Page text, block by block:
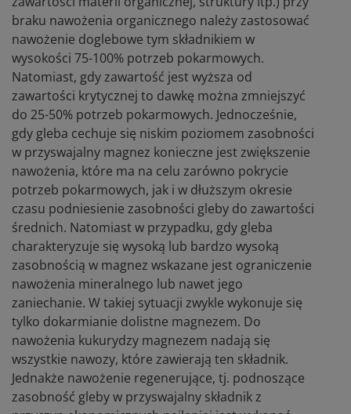
braku nawożenia organicznego należy zastosować
nawożenie doglebowe tym składnikiem w
wysokości 75-100% potrzeb pokarmowych.
Natomiast, gdy zawartość jest wyższa od
zawartości krytycznej to dawkę można zmniejszyć
do 25-50% potrzeb pokarmowych. Jednocześnie,
gdy gleba cechuje się niskim poziomem zasobności
w przyswajalny magnez konieczne jest zwiększenie
nawożenia, które ma na celu zarówno pokrycie
potrzeb pokarmowych, jak i w dłuższym okresie
czasu podniesienie zasobności gleby do zawartości
średnich. Natomiast w przypadku, gdy gleba
charakteryzuje się wysoką lub bardzo wysoką
zasobnością w magnez wskazane jest ograniczenie
nawożenia mineralnego lub nawet jego
zaniechanie. W takiej sytuacji zwykle wykonuje się
tylko dokarmianie dolistne magnezem. Do
nawożenia kukurydzy magnezem nadają się
wszystkie nawozy, które zawierają ten składnik.
Jednakże nawożenie regenerujące, tj. podnoszące
zasobność gleby w przyswajalny składnik z